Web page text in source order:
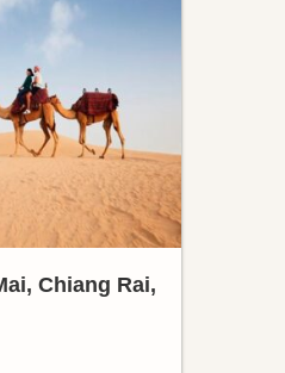
Chiang Rai,